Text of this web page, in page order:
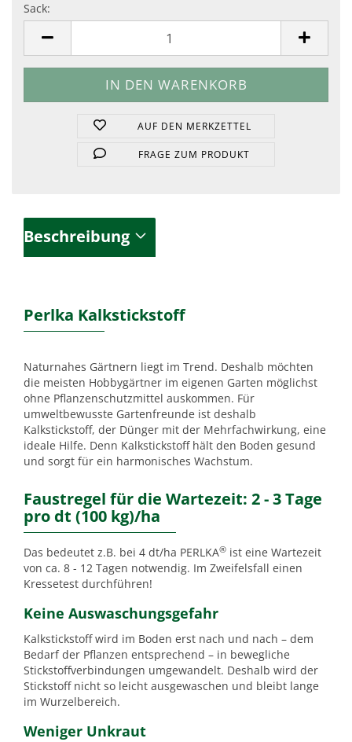
Sack:
AUF DEN MERKZETTEL
FRAGE ZUM PRODUKT
Beschreibung
Perlka Kalkstickstoff
Naturnahes Gärtnern liegt im Trend. Deshalb möchten
die meisten Hobbygärtner im eigenen Garten möglichst
ohne Pflanzenschutzmittel auskommen. Für
umweltbewusste Gartenfreunde ist deshalb
Kalkstickstoff, der Dünger mit der Mehrfachwirkung, eine
ideale Hilfe. Denn Kalkstickstoff hält den Boden gesund
und sorgt für ein harmonisches Wachstum.
Faustregel für die Wartezeit: 2 - 3 Tage
pro dt (100 kg)/ha
Das bedeutet z.B. bei 4 dt/ha PERLKA® ist eine Wartezeit
von ca. 8 - 12 Tagen notwendig. Im Zweifelsfall einen
Kressetest durchführen!
Keine Auswaschungsgefahr
Kalkstickstoff wird im Boden erst nach und nach – dem
Bedarf der Pflanzen entsprechend – in bewegliche
Stickstoffverbindungen umgewandelt. Deshalb wird der
Stickstoff nicht so leicht ausgewaschen und bleibt lange
im Wurzelbereich.
Weniger Unkraut